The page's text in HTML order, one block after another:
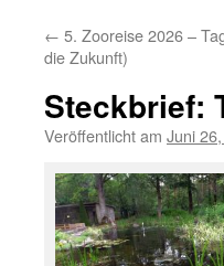
← 5. Zooreise 2026 –
die Zukunft)
Steckbrief:
Veröffentlicht am Juni